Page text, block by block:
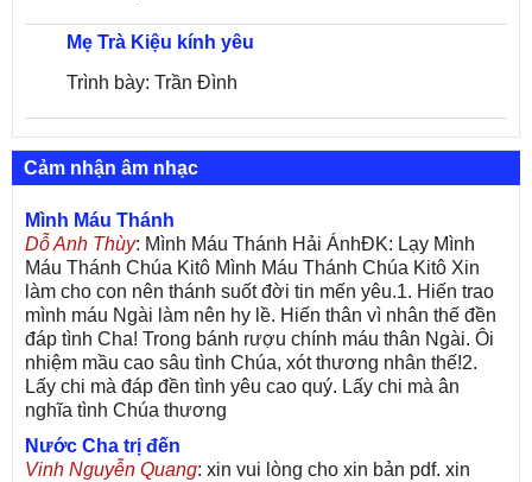
Mẹ Trà Kiệu kính yêu
Trình bày: Trần Đình
Cảm nhận âm nhạc
Mình Máu Thánh
Dỗ Anh Thùy: Mình Máu Thánh Hải ÁnhĐK: Lạy Mình
Máu Thánh Chúa Kitô Mình Máu Thánh Chúa Kitô Xin
làm cho con nên thánh suốt đời tin mến yêu.1. Hiến trao
mình máu Ngài làm nên hy lề. Hiến thân vì nhân thế đền
đáp tình Cha! Trong bánh rượu chính máu thân Ngài. Ôi
nhiệm mầu cao sâu tình Chúa, xót thương nhân thế!2.
Lấy chi mà đáp đền tình yêu cao quý. Lấy chi mà ân
nghĩa tình Chúa thương
Nước Cha trị đến
Vinh Nguyễn Quang: xin vui lòng cho xin bản pdf. xin